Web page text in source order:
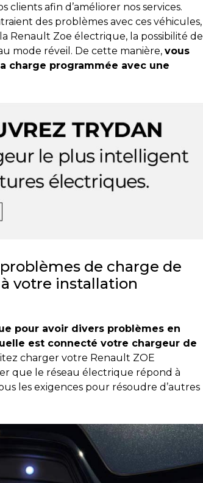
clients afin d’améliorer nos services.
des problèmes avec ces véhicules,
Renault Zoe électrique, la possibilité de
mode réveil. De cette manière, vous
charge programmée avec une
de charge de
votre installation
pour avoir divers problèmes en
est connecté votre chargeur de
charger votre Renault ZOE
que le réseau électrique répond à
les exigences pour résoudre d’autres